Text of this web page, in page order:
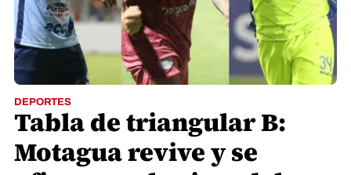
DEPORTES
Tabla de triangular B:
Motagua revive y se